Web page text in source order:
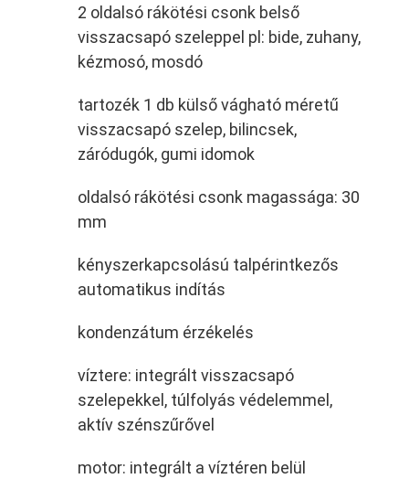
2 oldalsó rákötési csonk belső
visszacsapó szeleppel pl: bide, zuhany,
kézmosó, mosdó
tartozék 1 db külső vágható méretű
visszacsapó szelep, bilincsek,
záródugók, gumi idomok
oldalsó rákötési csonk magassága: 30
mm
kényszerkapcsolású talpérintkezős
automatikus indítás
kondenzátum érzékelés
víztere: integrált visszacsapó
szelepekkel, túlfolyás védelemmel,
aktív szénszűrővel
motor: integrált a víztéren belül